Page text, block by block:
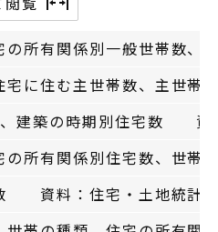
の所有関係別一般世帯数
宅に住む主世帯数、主世
、建築の時期別住宅数 資
の所有関係別住宅数、世
資料：住宅・土地統計